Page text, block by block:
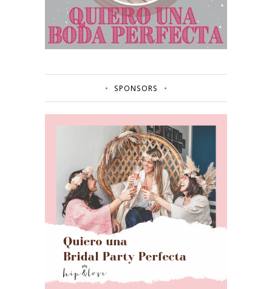
SPONSORS